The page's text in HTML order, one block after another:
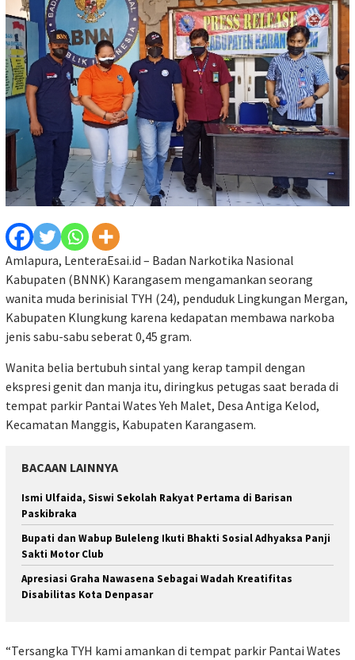
Amlapura, LenteraEsai.id – Badan Narkotika Nasional
Kabupaten (BNNK) Karangasem mengamankan seorang
wanita muda berinisial TYH (24), penduduk Lingkungan Mergan,
Kabupaten Klungkung karena kedapatan membawa narkoba
jenis sabu-sabu seberat 0,45 gram.
Wanita belia bertubuh sintal yang kerap tampil dengan
ekspresi genit dan manja itu, diringkus petugas saat berada di
tempat parkir Pantai Wates Yeh Malet, Desa Antiga Kelod,
Kecamatan Manggis, Kabupaten Karangasem.
BACAAN LAINNYA
Ismi Ulfaida, Siswi Sekolah Rakyat Pertama di Barisan
Paskibraka
Bupati dan Wabup Buleleng Ikuti Bhakti Sosial Adhyaksa Panji
Sakti Motor Club
Apresiasi Graha Nawasena Sebagai Wadah Kreatifitas
Disabilitas Kota Denpasar
“Tersangka TYH kami amankan di tempat parkir Pantai Wates